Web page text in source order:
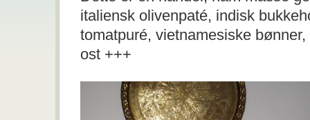
italiensk olivenpaté, indisk
tomatpuré, vietnamesiske
ost +++